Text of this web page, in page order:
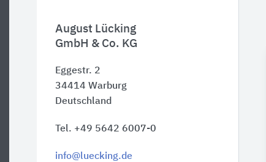
August Lücking
GmbH & Co. KG
Eggestr. 2
34414 Warburg
Deutschland
Tel. +49 5642 6007-0
info@luecking.de